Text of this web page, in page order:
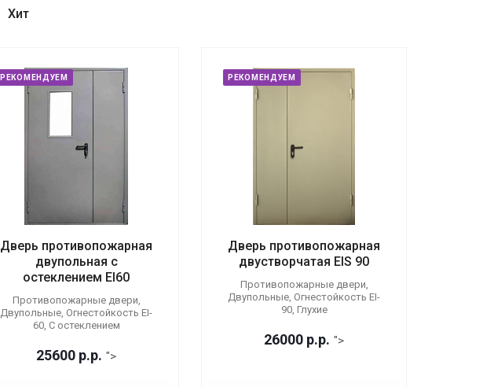
Хит
РЕКОМЕНДУЕМ
Дверь противопожарная
двупольная с
остеклением EI60
Противопожарные двери,
Двупольные, Огнестойкость EI-
60, С остеклением
25600 р.р. ">
РЕКОМЕНДУЕМ
Дверь противопожарная
двустворчатая EIS 90
Противопожарные двери,
Двупольные, Огнестойкость EI-
90, Глухие
26000 р.р. ">